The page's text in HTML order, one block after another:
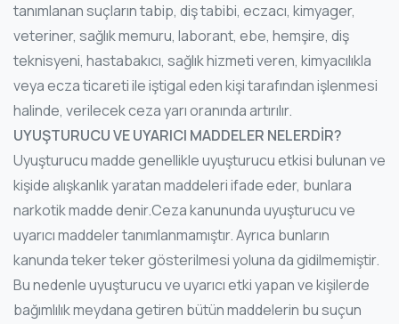
tanımlanan suçların tabip, diş tabibi, eczacı, kimyager,
veteriner, sağlık memuru, laborant, ebe, hemşire, diş
teknisyeni, hastabakıcı, sağlık hizmeti veren, kimyacılıkla
veya ecza ticareti ile iştigal eden kişi tarafından işlenmesi
halinde, verilecek ceza yarı oranında artırılır.
UYUŞTURUCU VE UYARICI MADDELER NELERDİR?
Uyuşturucu madde genellikle uyuşturucu etkisi bulunan ve
kişide alışkanlık yaratan maddeleri ifade eder, bunlara
narkotik madde denir.Ceza kanununda uyuşturucu ve
uyarıcı maddeler tanımlanmamıştır. Ayrıca bunların
kanunda teker teker gösterilmesi yoluna da gidilmemiştir.
Bu nedenle uyuşturucu ve uyarıcı etki yapan ve kişilerde
bağımlılık meydana getiren bütün maddelerin bu suçun